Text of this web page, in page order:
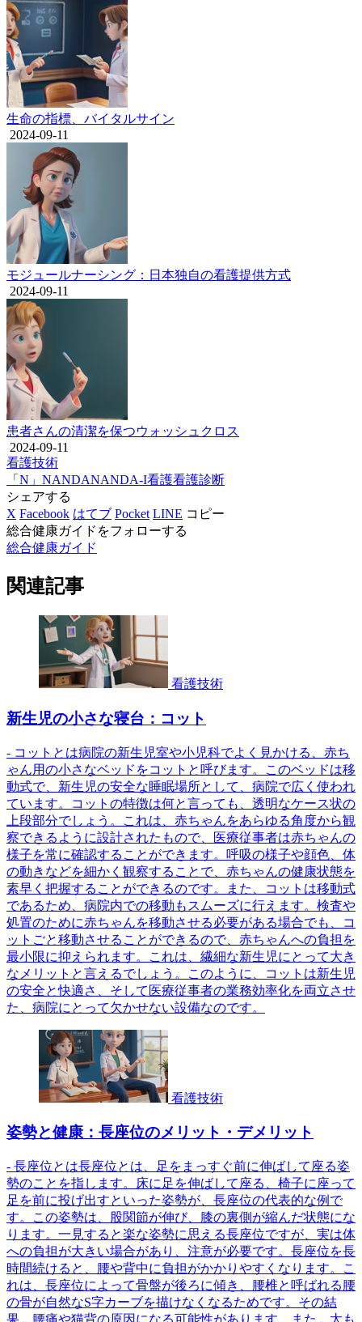
生命の指標、バイタルサイン
2024-09-11
モジュールナーシング：日本独自の看護提供方式
2024-09-11
患者さんの清潔を保つウォッシュクロス
2024-09-11
看護技術
「N」 NANDANANDA-I看護看護診断
シェアする
X Facebook はてブ Pocket LINE コピー
総合健康ガイドをフォローする
総合健康ガイド
関連記事
看護技術
新生児の小さな寝台：コット
- コットとは病院の新生児室や小児科でよく見かける、赤ち
ゃん用の小さなベッドをコットと呼びます。このベッドは移
動式で、新生児の安全な睡眠場所として、病院で広く使われ
ています。コットの特徴は何と言っても、透明なケース状の
上段部分でしょう。これは、赤ちゃんをあらゆる角度から観
察できるように設計されたもので、医療従事者は赤ちゃんの
様子を常に確認することができます。呼吸の様子や顔色、体
の動きなどを細かく観察することで、赤ちゃんの健康状態を
素早く把握することができるのです。また、コットは移動式
であるため、病院内での移動もスムーズに行えます。検査や
処置のために赤ちゃんを移動させる必要がある場合でも、コ
ットごと移動させることができるので、赤ちゃんへの負担を
最小限に抑えられます。これは、繊細な新生児にとって大き
なメリットと言えるでしょう。このように、コットは新生児
の安全と快適さ、そして医療従事者の業務効率化を両立させ
た、病院にとって欠かせない設備なのです。
看護技術
姿勢と健康：長座位のメリット・デメリット
- 長座位とは長座位とは、足をまっすぐ前に伸ばして座る姿
勢のことを指します。床に足を伸ばして座る、椅子に座って
足を前に投げ出すといった姿勢が、長座位の代表的な例で
す。この姿勢は、股関節が伸び、膝の裏側が縮んだ状態にな
ります。一見すると楽な姿勢に思える長座位ですが、実は体
への負担が大きい場合があり、注意が必要です。長座位を長
時間続けると、腰や背中に負担がかかりやすくなります。こ
れは、長座位によって骨盤が後ろに傾き、腰椎と呼ばれる腰
の骨が自然なS字カーブを描けなくなるためです。その結
果、腰痛や猫背の原因になる可能性があります。また、太も